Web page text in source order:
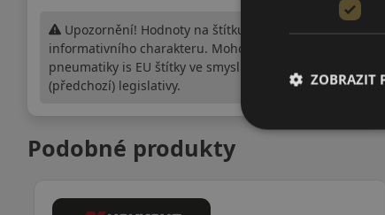
Upozornění! Hodnoty na štítku jsou pouze
informativního charakteru. Mohou být dodány
pneumatiky is EU štítky ve smyslu dosud platné
(předchozí) legislativy.
Podobné produkty
ZOBRAZIT